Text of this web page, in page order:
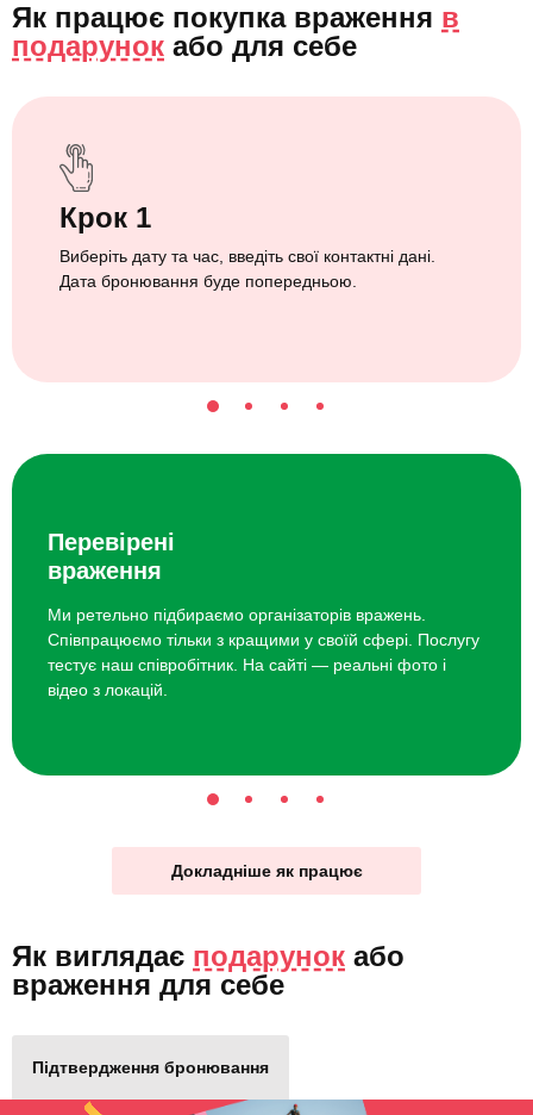
Як працює покупка враження в
подарунок або для себе
Крок 1
Виберіть дату та час, введіть свої контактні дані.
Дата бронювання буде попередньою.
Перевірені
враження
Ми ретельно підбираємо організаторів вражень.
Співпрацюємо тільки з кращими у своїй сфері. Послугу
тестує наш співробітник. На сайті — реальні фото і
відео з локацій.
Докладніше як працює
Як виглядає подарунок або
враження для себе
Підтвердження бронювання